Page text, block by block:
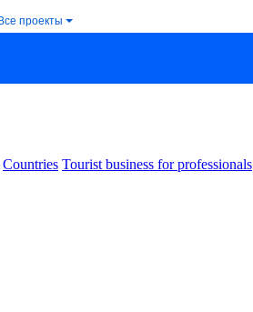
проекты
Countries Tourist business for professionals